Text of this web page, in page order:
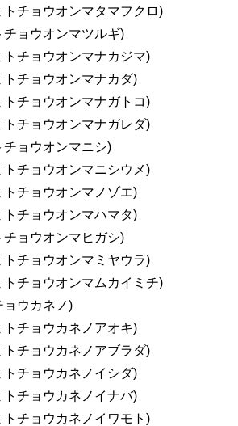
チョウオンマタマフクロ)
ョウオンマツルギ)
チョウオンマナカジマ)
チョウオンマナカダ)
チョウオンマナガトコ)
チョウオンマナガレダ)
ョウオンマニシ)
チョウオンマニシウメ)
チョウオンマノゾエ)
チョウオンマハマタ)
ョウオンマヒガシ)
チョウオンマミヤウラ)
チョウオンマムカイミチ)
ョウカネノ)
チョウカネノアオキ)
チョウカネノアブラダ)
チョウカネノイシダ)
チョウカネノイナバ)
チョウカネノイワモト)